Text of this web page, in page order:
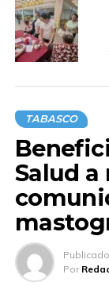
mejorar la
comunidades
TEMAS
A CONTINUACIÓN
TABASCO
Salud a
Publicado
Por